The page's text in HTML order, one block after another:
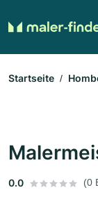
Startseite
0.0 (0